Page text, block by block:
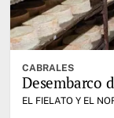
CABRALES
Desembarco
EL FIELATO Y EL